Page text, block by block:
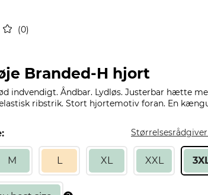
0
Branded-H hjort
indvendigt. Åndbar. Lydløs. Justerbar hætte
ribstrik. Stort hjortemotiv foran. En
M L XL XXL